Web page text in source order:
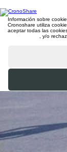
Información sobre
Cronoshare utiliza
aceptar todas las
, y/o